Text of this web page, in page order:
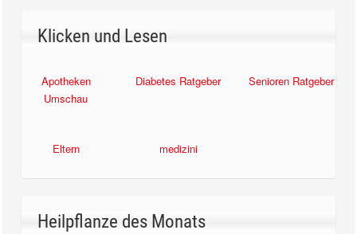
Klicken und Lesen
Apotheken
Umschau
Diabetes Ratgeber Senioren Ratgeber
Eltern medizini
Heilpflanze des Monats